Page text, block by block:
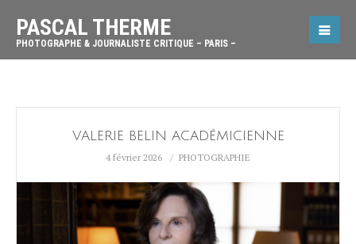
PASCAL THERME
PHOTOGRAPHE & JOURNALISTE CRITIQUE – PARIS –
VALERIE BELIN ACADÉMICIENNE
4 février 2026 PHOTOGRAPHIE